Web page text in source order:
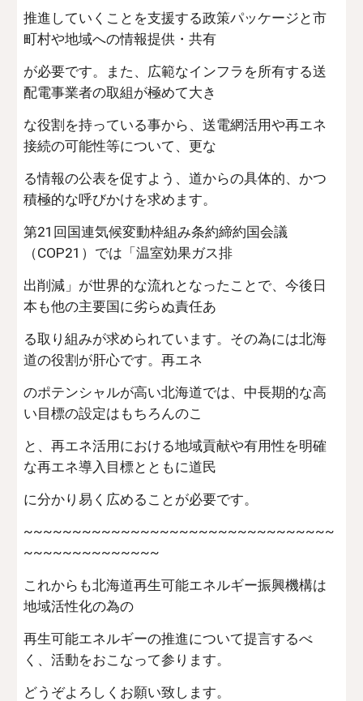
推進していくことを支援する政策パッケージと市
町村や地域への情報提供・共有
が必要です。また、広範なインフラを所有する送
配電事業者の取組が極めて大き
な役割を持っている事から、送電網活用や再エネ
接続の可能性等について、更な
る情報の公表を促すよう、道からの具体的、かつ
積極的な呼びかけを求めます。
第21回国連気候変動枠組み条約締約国会議
（COP21）では「温室効果ガス排
出削減」が世界的な流れとなったことで、今後日
本も他の主要国に劣らぬ責任あ
る取り組みが求められています。その為には北海
道の役割が肝心です。再エネ
のポテンシャルが高い北海道では、中長期的な高
い目標の設定はもちろんのこ
と、再エネ活用における地域貢献や有用性を明確
な再エネ導入目標とともに道民
に分かり易く広めることが必要です。
~~~~~~~~~~~~~~~~~~~~~~~~~~~~~~~~
~~~~~~~~~~~~~~
これからも北海道再生可能エネルギー振興機構は
地域活性化の為の
再生可能エネルギーの推進について提言するべ
く、活動をおこなって参ります。
どうぞよろしくお願い致します。